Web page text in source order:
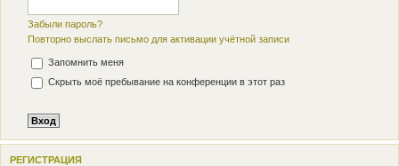
Забыли пароль?
Повторно выслать письмо для активации учётной записи
Запомнить меня
Скрыть моё пребывание на конференции в этот раз
РЕГИСТРАЦИЯ